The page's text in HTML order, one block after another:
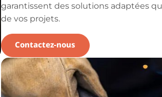
garantissent des solutions adaptées
de vos projets.
Contactez-nous